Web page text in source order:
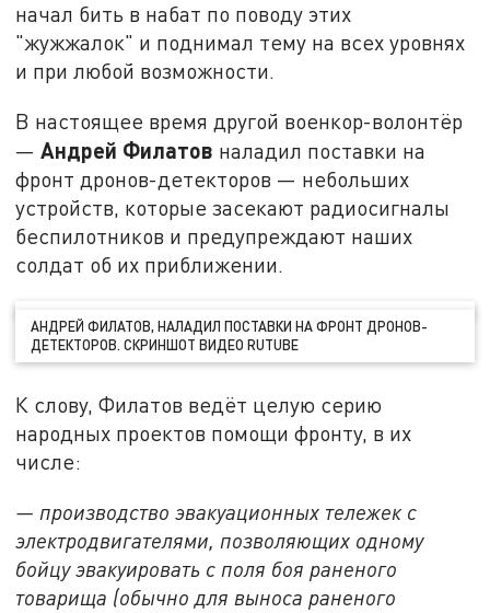
начал бить в набат по поводу этих
"жужжалок" и поднимал тему на всех уровнях
и при любой возможности.
В настоящее время другой военкор-волонтёр
—Андрей Филатов наладил поставки на
фронт дронов-детекторов — небольших
устройств, которые засекают радиосигналы
беспилотников и предупреждают наших
солдат об их приближении.
АНДРЕЙ ФИЛАТОВ, НАЛАДИЛ ПОСТАВКИ НА ФРОНТ ДРОНОВ-
ДЕТЕКТОРОВ. СКРИНШОТ ВИДЕО RUTUBE
К слову, Филатов ведёт целую серию
народных проектов помощи фронту, в их
числе:
— производство эвакуационных тележек с
электродвигателями, позволяющих одному
бойцу эвакуировать с поля боя раненого
товарища (обычно для выноса раненого